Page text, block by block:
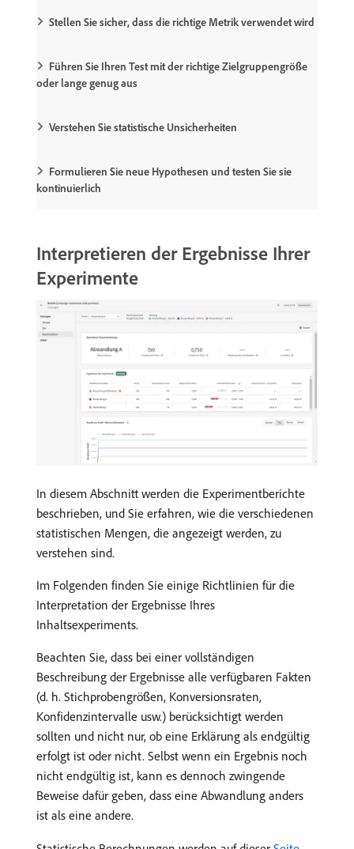
Stellen Sie sicher, dass die richtige Metrik verwendet wird
Führen Sie Ihren Test mit der richtige Zielgruppengröße
oder lange genug aus
Verstehen Sie statistische Unsicherheiten
Formulieren Sie neue Hypothesen und testen Sie sie
kontinuierlich
Interpretieren der Ergebnisse Ihrer
Experimente
In diesem Abschnitt werden die Experimentberichte
beschrieben, und Sie erfahren, wie die verschiedenen
statistischen Mengen, die angezeigt werden, zu
verstehen sind.
Im Folgenden finden Sie einige Richtlinien für die
Interpretation der Ergebnisse Ihres
Inhaltsexperiments.
Beachten Sie, dass bei einer vollständigen
Beschreibung der Ergebnisse alle verfügbaren Fakten
(d. h. Stichprobengrößen, Konversionsraten,
Konfidenzintervalle usw.) berücksichtigt werden
sollten und nicht nur, ob eine Erklärung als endgültig
erfolgt ist oder nicht. Selbst wenn ein Ergebnis noch
nicht endgültig ist, kann es dennoch zwingende
Beweise dafür geben, dass eine Abwandlung anders
ist als eine andere.